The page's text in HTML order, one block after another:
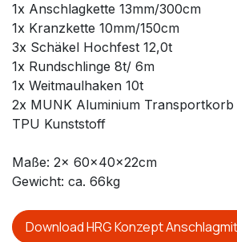
1x Anschlagkette 13mm/300cm
1x Kranzkette 10mm/150cm
3x Schäkel Hochfest 12,0t
1x Rundschlinge 8t/ 6m
1x Weitmaulhaken 10t
2x MUNK Aluminium Transportkorb
TPU Kunststoff
Maße: 2x 60x40x22cm
Gewicht: ca. 66kg
Download HRG Konzept